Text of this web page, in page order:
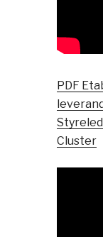
PDF
Cluster